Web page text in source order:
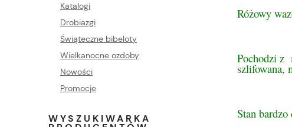
Katalogi
Drobiazgi
Świąteczne bibeloty
Wielkanocne ozdoby
Nowości
Promocje
WYSZUKIWARKA
Różowy
Pochodzi z
szlifowana,
Stan bardzo